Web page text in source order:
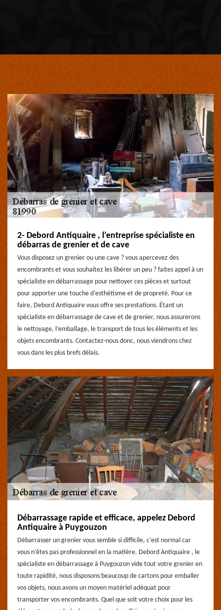
2- Debord Antiquaire , l’entreprise spécialiste en
débarras de grenier et de cave
Vous disposez un grenier ou une cave ? vous apercevez des
encombrants et vous souhaitez les libérer un peu ? faites appel à un
spécialiste en débarrassage pour nettoyer ces pièces et surtout
pour apporter une touche d’esthétisme et de propreté. Pour ce
faire, Debord Antiquaire vous offre ses prestations. Étant un
spécialiste en débarrassage de cave et de grenier, nous assurerons
le nettoyage, l’emballage, le transport de tous les éléments et les
objets encombrants. Contactez-nous donc, nous viendrons chez
vous dans les plus brefs délais.
Débarrassage rapide et efficace, appelez Debord
Antiquaire à Puygouzon
Débarrasser un grenier vous semble si difficile, c’est normal car
vous n’êtes pas professionnel en la matière. Debord Antiquaire , le
spécialiste en débarrassage à Puygouzon vide tout votre grenier en
toute rapidité, nous disposons beaucoup de cartons pour emballer
vos objets, nous avons un moyen matériel adéquat pour
transporter vos encombrants. Quel que soit votre choix pour les